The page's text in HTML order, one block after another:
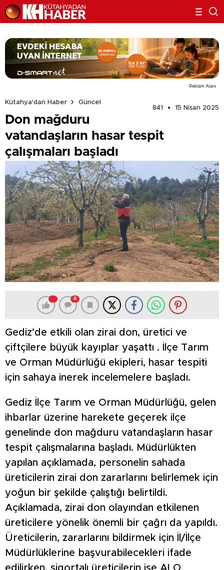
Reklam Alanı
Kütahya'dan Haber
Güncel
841
15 Nisan 2025
Don mağduru
vatandaşların hasar tespit
çalışmaları başladı
0
Gediz’de etkili olan zirai don, üretici ve
çiftçilere büyük kayıplar yaşattı . İlçe Tarım
ve Orman Müdürlüğü ekipleri, hasar tespiti
için sahaya inerek incelemelere başladı.
Gediz İlçe Tarım ve Orman Müdürlüğü, gelen
ihbarlar üzerine harekete geçerek ilçe
genelinde don mağduru vatandaşların hasar
tespit çalışmalarına başladı. Müdürlükten
yapılan açıklamada, personelin sahada
üreticilerin zirai don zararlarını belirlemek için
yoğun bir şekilde çalıştığı belirtildi.
Açıklamada, zirai don olayından etkilenen
üreticilere yönelik önemli bir çağrı da yapıldı.
Üreticilerin, zararlarını bildirmek için İl/İlçe
Müdürlüklerine başvurabilecekleri ifade